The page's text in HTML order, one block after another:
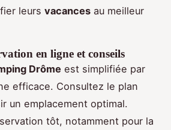
leurs vacances au meilleur
en ligne et conseils
Drôme est simplifiée par
efficace. Consultez le plan
un emplacement optimal.
tôt, notamment pour la